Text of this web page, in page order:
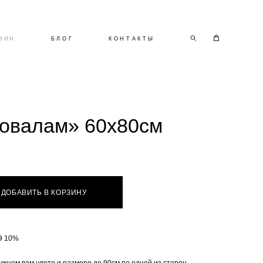
БЛОГ КОНТАКТЫ
60х80см
ДОБАВИТЬ В КОРЗИНУ
10%